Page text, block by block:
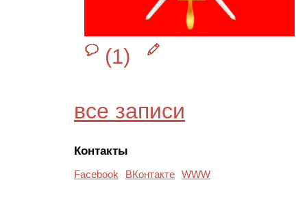
(1)
все записи
Контакты
Facebook ВКонтакте WWW